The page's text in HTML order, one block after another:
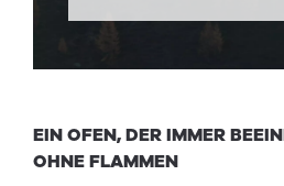
EIN OFEN, DER IMMER
OHNE FLAMMEN